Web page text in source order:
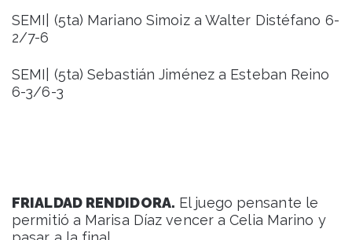
SEMI| (5ta) Mariano Simoiz a Walter Distéfano 6-
2/7-6
SEMI| (5ta) Sebastián Jiménez a Esteban Reino
6-3/6-3
FRIALDAD RENDIDORA. El juego pensante le
permitió a Marisa Díaz vencer a Celia Marino y